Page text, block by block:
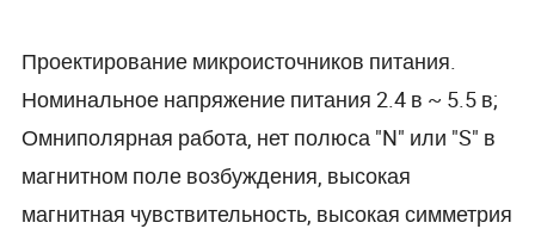
Проектирование микроисточников питания.
Номинальное напряжение питания 2.4 в ~ 5.5 в;
Омниполярная работа, нет полюса "N" или "S" в
магнитном поле возбуждения, высокая
магнитная чувствительность, высокая симметрия